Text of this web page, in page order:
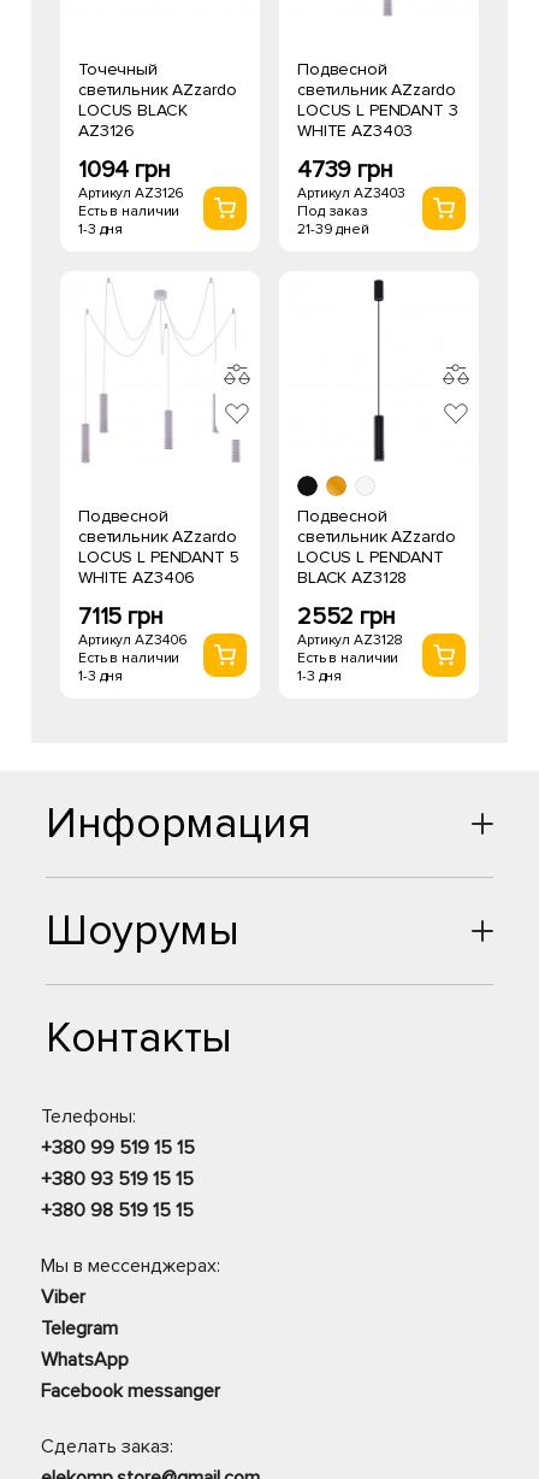
Точечный
светильник AZzardo
LOCUS BLACK
AZ3126
1094 грн
Артикул AZ3126
Есть в наличии
1-3 дня
Подвесной
светильник AZzardo
LOCUS L PENDANT 3
WHITE AZ3403
4739 грн
Артикул AZ3403
Под заказ
21-39 дней
Подвесной
светильник AZzardo
LOCUS L PENDANT 5
WHITE AZ3406
7115 грн
Артикул AZ3406
Есть в наличии
1-3 дня
Подвесной
светильник AZzardo
LOCUS L PENDANT
BLACK AZ3128
2552 грн
Артикул AZ3128
Есть в наличии
1-3 дня
Шоурумы
Контакты
Телефоны:
+380 99 519 15 15
+380 93 519 15 15
+380 98 519 15 15
Мы в мессенджерах:
Viber
Telegram
WhatsApp
Facebook messanger
Сделать заказ:
Информация